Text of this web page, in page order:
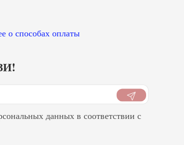
о способах оплаты
данных в соответствии с